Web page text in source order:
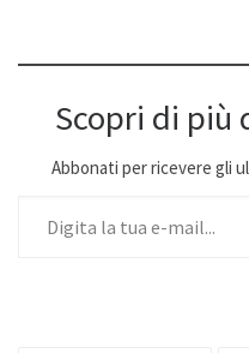
Scopri di più
Abbonati per ricevere gli